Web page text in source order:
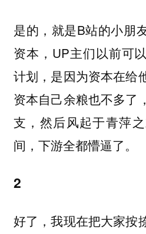
是的，就是B站的小朋
资本，UP主们以前可
计划，是因为资本在给
资本自己余粮也不多了
支，然后风起于青萍
间，下游全都懵逼了。
2
好了，我现在把大家按